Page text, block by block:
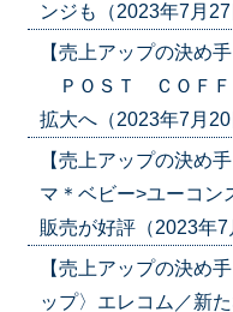
ンジも（2023年7月
【売上アップの決
ＰＯＳＴ ＣＯＦＦ
拡大へ（2023年7月
【売上アップの決
マ＊ベビー>ユーコン
販売が好評（2023年
【売上アップの決め
ップ〉エレコム／新